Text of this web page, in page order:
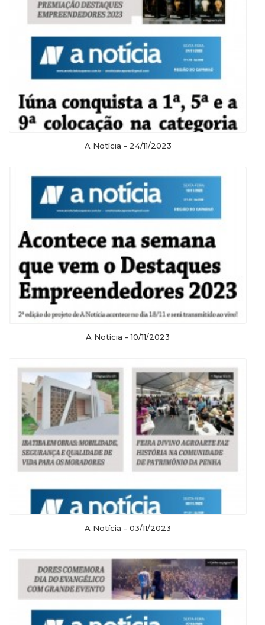
A Notícia - 24/11/2023
A Notícia - 10/11/2023
A Notícia - 03/11/2023